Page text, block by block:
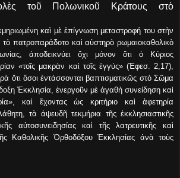
τοῦ Πολωνικοῦ Κράτους στὸ
καὶ μὲ ἐπίγνωση μεταστροφή του στὴν
πατροπαράδοτο καὶ αὐστηρὸ ρωμαιοκαθολικὸ
ἀποδεικνύει ὄχι μόνον ὅτι ὁ Κύριος
«τοῖς μακρὰν καὶ τοῖς ἐγγύς» (Ἐφεσ. 2,17),
ὅτι ὅσοι ἐντάσσονται βαπτισματικῶς στὸ Σῶμα
Ἐκκλησία, ἐνεργοῦν μὲ ἀγαθὴ συνείδηση καὶ
καὶ ἔχοντας ὡς κριτήριο καὶ ἀφετηρία
τὰ ἀψευδῆ τεκμήρια τῆς ἐκκλησιαστικῆς
αὐτοσυνειδησίας καὶ τῆς λατρευτικῆς καὶ
Καθολικῆς Ὀρθοδόξου Ἐκκλησίας ἀνὰ τοὺς